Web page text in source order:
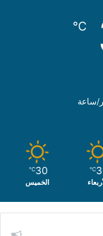
℃
℃
30
℃
الخميس